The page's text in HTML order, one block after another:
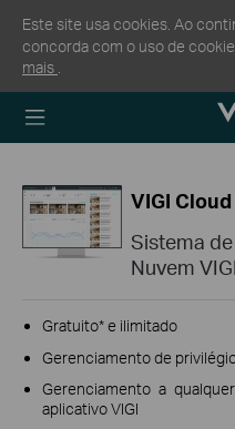
Este site usa cookies. Ao
concorda com o uso de
mais
TP-Link,
VIGI Cloud
Sistema
Nuvem
Gratuito* e ilimitado
Gerenciamento de
Gerenciamento a
aplicativo VIGI